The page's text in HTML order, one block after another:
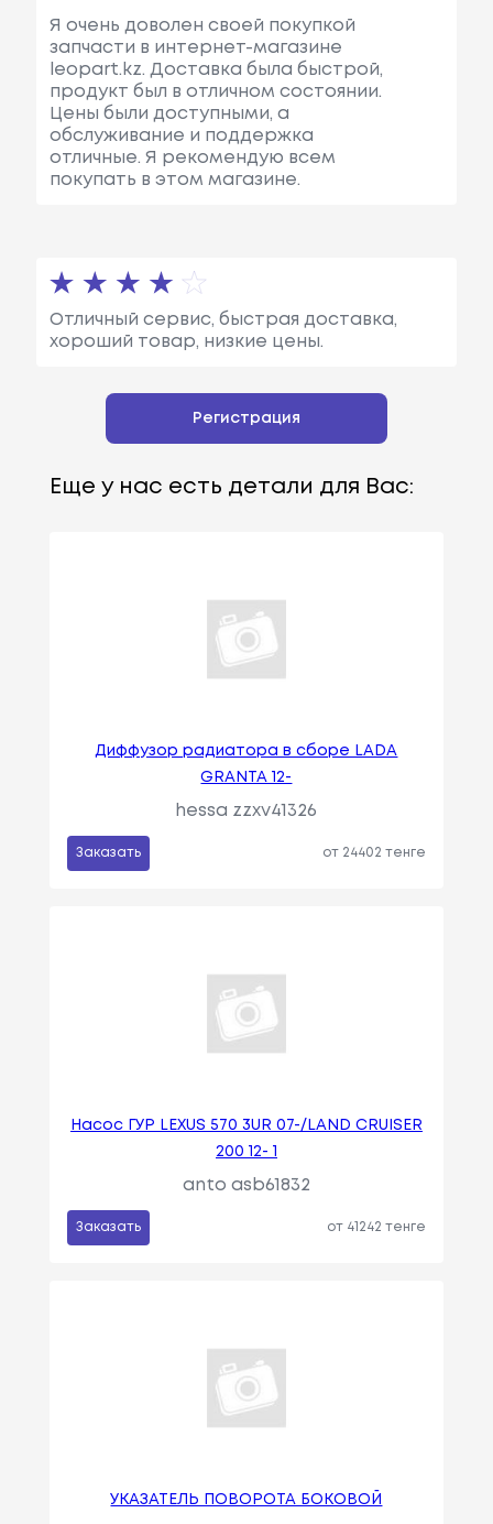
Я очень доволен своей покупкой
запчасти в интернет-магазине
leopart.kz. Доставка была быстрой,
продукт был в отличном состоянии.
Цены были доступными, а
обслуживание и поддержка
отличные. Я рекомендую всем
покупать в этом магазине.
Отличный сервис, быстрая доставка,
хороший товар, низкие цены.
Регистрация
Еще у нас есть детали для Вас:
Диффузор радиатора в сборе LADA
GRANTA 12-
hessa zzxv41326
Заказать от 24402 тенге
Насос ГУР LEXUS 570 3UR 07-/LAND CRUISER
200 12- 1
anto asb61832
Заказать от 41242 тенге
УКАЗАТЕЛЬ ПОВОРОТА БОКОВОЙ